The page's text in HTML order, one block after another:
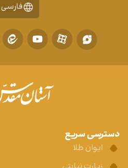
فارسی
دسترسی سریع
ایوان طلا